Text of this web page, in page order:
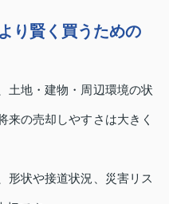
り賢く買うための
土地・建物・周辺環境の状
来の売却しやすさは大きく
形状や接道状況、災害リス